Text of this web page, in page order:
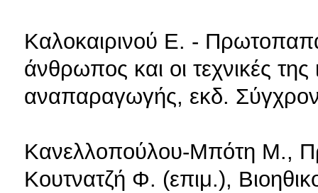
Καλοκαιρινού Ε. -
άνθρωπος και οι τεχνικές
αναπαραγωγής, εκδ.
Κανελλοπούλου-Μπότη Μ.,
Κουτνατζή Φ. (επιμ.),